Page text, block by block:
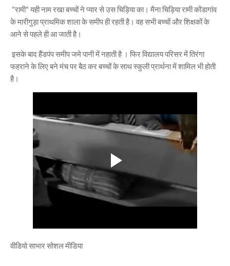
"रामी" यही नाम रखा बच्चों ने प्यार से उस चिड़िया का। मैना चिड़िया रामी कोंडागांव
के मारीगुड़ा प्राथमिक शाला के समीप ही रहती है। वह सभी बच्चों और शिक्षकों के
आने से पहले ही आ जाती है।
इसके बाद हैंडपंप समीप जमे पानी में नहाती है । फिर विद्यालय परिसर में तिरंगा
फहराने के लिए बने मंच पर बैठ कर बच्चों के साथ स्कुली प्रार्थना में शामिल भी होती
है।
वीडियो साभार सोशल मीडिया